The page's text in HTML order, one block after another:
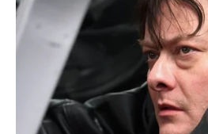
Ця закуска з баклажанів не
зникає вона зі столу зі
Ми беремо її з собою на пікнік :
усіма стравами, приготованими на
гостра, ароматна – справжня
словами. Пропоную вам теж
написати про свої враження в